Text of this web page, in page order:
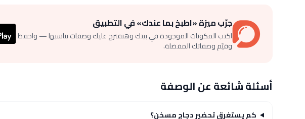
جرّب ميزة «اطبخ بما عندك» في التطبيق
اكتب المكونات الموجودة في بيتك وهنقترح عليك وصفات تناسبها — واحفظ
وقيّم وصفاتك المفضلة.
أسئلة شائعة عن الوصفة
كم يستغرق تحضير دجاج مسخن؟